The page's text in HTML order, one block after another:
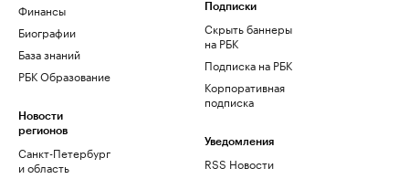
Финансы
Биографии
База знаний
РБК Образование
Новости
регионов
Санкт-Петербург
и область
Подписки
Скрыть баннеры
на РБК
Подписка на РБК
Корпоративная
подписка
Уведомления
RSS Новости